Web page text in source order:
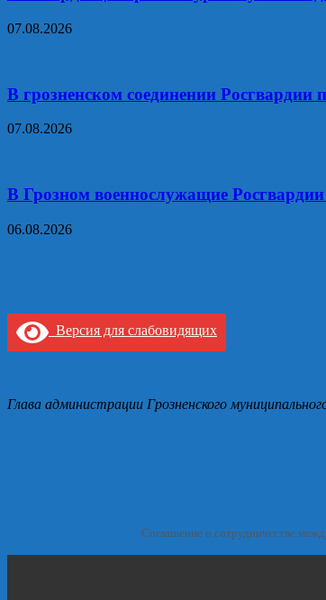
07.08.2026
В грозненском соединении Росгвардии
07.08.2026
В Грозном военнослужащие
06.08.2026
Версия для слабовидящих
Глава администрации Грозненского
Соглашение о сотрудничестве